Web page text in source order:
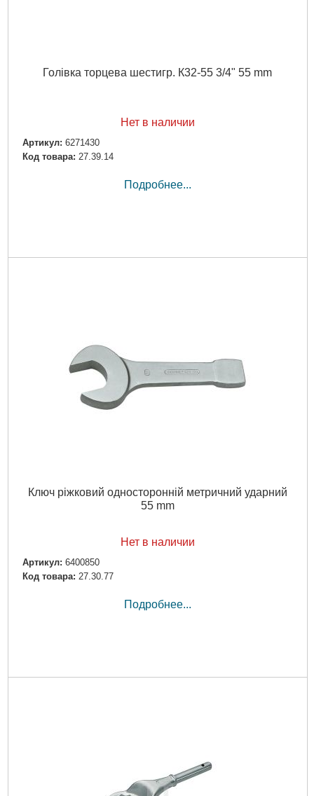
Голівка торцева шестигр. К32-55 3/4" 55 mm
Нет в наличии
Артикул: 6271430
Код товара: 27.39.14
Подробнее...
Ключ ріжковий односторонній метричний ударний
55 mm
Нет в наличии
Артикул: 6400850
Код товара: 27.30.77
Подробнее...